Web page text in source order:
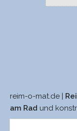
reim-o-mat.de |
am Rad und